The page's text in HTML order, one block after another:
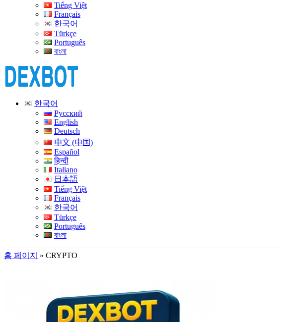
Tiếng Việt
Français
한국어
Türkçe
Português
বাংলা
한국어
Русский
English
Deutsch
中文 (中国)
Español
हिन्दी
Italiano
日本語
Tiếng Việt
Français
한국어
Türkçe
Português
বাংলা
홈 페이지 » CRYPTO